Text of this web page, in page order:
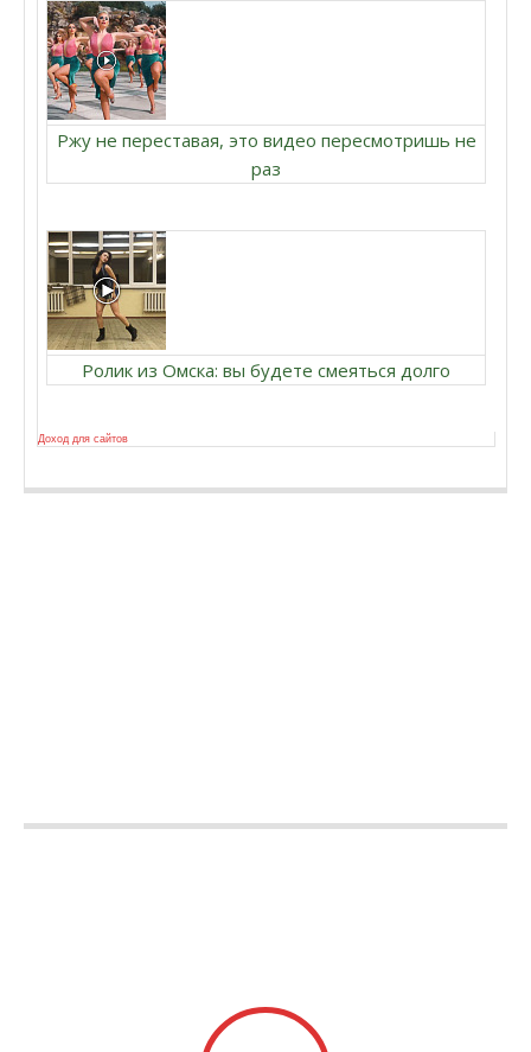
Ржу не переставая, это видео пересмотришь не
раз
Ролик из Омска: вы будете смеяться долго
Доход для сайтов